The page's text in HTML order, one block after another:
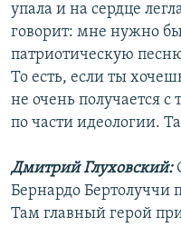
упала и на сердце
говорит: мне нужно
патриотическую
То есть, если ты
не очень получается
по части идеологии.
Дмитрий Глуховский:
Бернардо Бертолуччи
Там главный герой